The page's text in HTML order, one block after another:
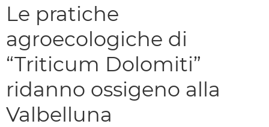
Le pratiche
agroecologiche di
“Triticum Dolomiti”
ridanno ossigeno alla
Valbelluna